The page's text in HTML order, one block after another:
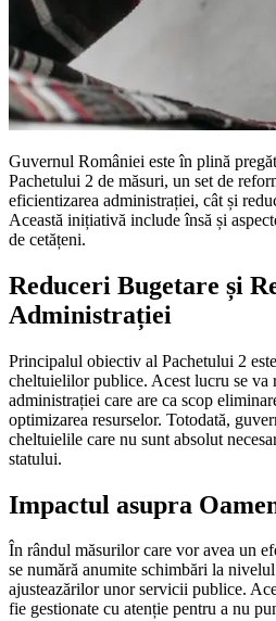
Guvernul României este în plină
Pachetului 2 de măsuri, un set de
eficientizarea administrației, cât și
Această inițiativă include însă și
de cetățeni.
Reduceri Bugetare și
Administrației
Principalul obiectiv al Pachetului 2
cheltuielilor publice. Acest lucru se va
administrației care are ca scop
optimizarea resurselor. Totodată,
cheltuielile care nu sunt absolut
statului.
Impactul asupra
În rândul măsurilor care vor avea un
se numără anumite schimbări la
ajusteazărilor unor servicii publice.
fie gestionate cu atenție pentru a nu